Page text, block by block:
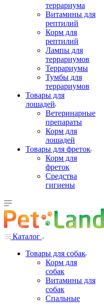
террариума
Витамины для
рептилий
Корм для
рептилий
Лампы для
террариумов
Террариумы
Тумбы для
террариумов
Товары для
лошадей
Ветеринарные
препараты
Корм для
лошадей
Товары для фреток
Корм для
фреток
Средства
гигиены
Каталог
Товары для собак
Корм для
собак
Витамины для
собак
Спальные